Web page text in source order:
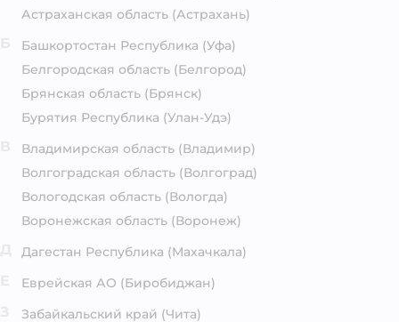
Астраханская область (Астрахань)
Башкортостан Республика (Уфа)
Белгородская область (Белгород)
Брянская область (Брянск)
Бурятия Республика (Улан-Удэ)
Владимирская область (Владимир)
Волгоградская область (Волгоград)
Вологодская область (Вологда)
Воронежская область (Воронеж)
Дагестан Республика (Махачкала)
Еврейская АО (Биробиджан)
Забайкальский край (Чита)